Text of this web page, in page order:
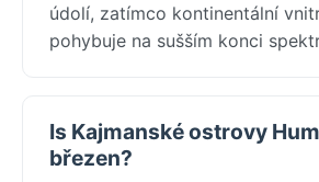
údolí, zatímco kontinentální
pohybuje na sušším konci
Is Kajmanské ostrovy
březen?